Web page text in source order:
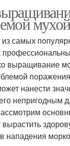
мухой
самых
выращивание
нанести
непригодным
вырастить
нападения